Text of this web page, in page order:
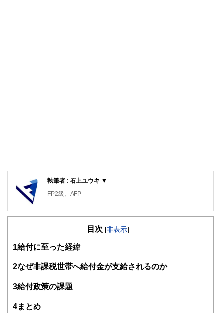
執筆者 : 石上ユウキ ▼
FP2級、AFP
目次 [非表示]
1給付に至った経緯
2なぜ非課税世帯へ給付金が支給されるのか
3給付政策の課題
4まとめ